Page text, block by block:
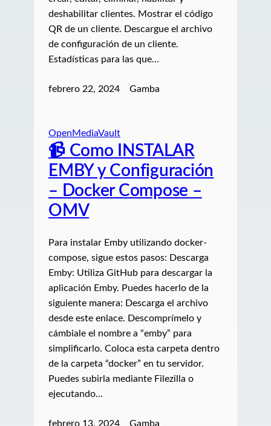
deshabilitar clientes. Mostrar el código
QR de un cliente. Descargue el archivo
de configuración de un cliente.
Estadísticas para las que…
febrero 22, 2024 Gamba
OpenMediaVault
📹 Como INSTALAR
EMBY y Configuración
– Docker Compose –
OMV
Para instalar Emby utilizando docker-
compose, sigue estos pasos: Descarga
Emby: Utiliza GitHub para descargar la
aplicación Emby. Puedes hacerlo de la
siguiente manera: Descarga el archivo
desde este enlace. Descomprímelo y
cámbiale el nombre a “emby” para
simplificarlo. Coloca esta carpeta dentro
de la carpeta “docker” en tu servidor.
Puedes subirla mediante Filezilla o
ejecutando…
febrero 13, 2024 Gamba